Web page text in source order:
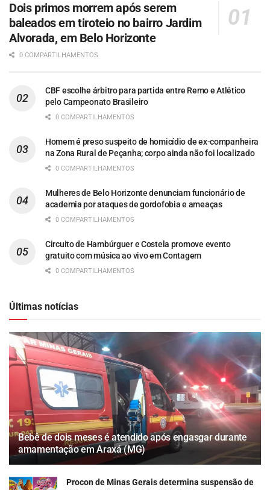
Dois primos morrem após serem
baleados em tiroteio no bairro Jardim
Alvorada, em Belo Horizonte
0 COMPARTILHAMENTOS
CBF escolhe árbitro para partida entre Remo e Atlético
pelo Campeonato Brasileiro
0 COMPARTILHAMENTOS
Homem é preso suspeito de homicídio de ex-companheira
na Zona Rural de Peçanha; corpo ainda não foi localizado
0 COMPARTILHAMENTOS
Mulheres de Belo Horizonte denunciam funcionário de
academia por ataques de gordofobia e ameaças
0 COMPARTILHAMENTOS
Circuito de Hambúrguer e Costela promove evento
gratuito com música ao vivo em Contagem
0 COMPARTILHAMENTOS
Últimas notícias
Bebê de dois meses é atendido após engasgar durante
amamentação em Araxá (MG)
Procon de Minas Gerais determina suspensão de